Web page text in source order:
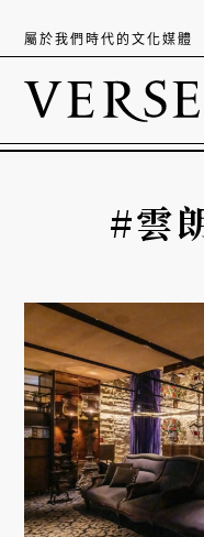
屬於我們時代的文化媒體
#雲